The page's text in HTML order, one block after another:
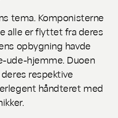
tema. Komponisterne
alle er flyttet fra deres
opbygning havde
ude-hjemme. Duoen
respektive
håndteret med